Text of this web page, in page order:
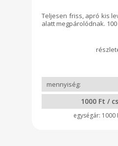
Teljesen friss, apró kis
alatt megpárolódnak.
1000 Ft /
1000